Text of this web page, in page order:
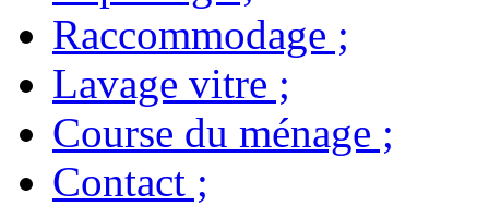
Raccommodage ;
Lavage vitre ;
Course du ménage ;
Contact ;